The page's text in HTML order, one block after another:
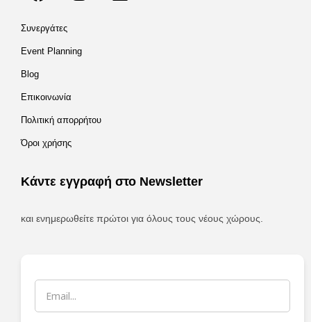
Συνεργάτες
Event Planning
Blog
Επικοινωνία
Πολιτική απορρήτου
Όροι χρήσης
Κάντε εγγραφή στο Newsletter
και ενημερωθείτε πρώτοι για όλους τους νέους χώρους.